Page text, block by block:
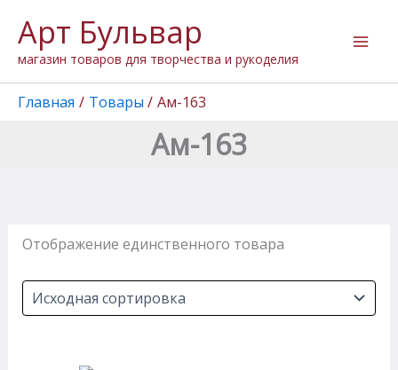
содержимому
Арт Бульвар
магазин товаров для творчества и рукоделия
Главная Товары Ам-163
Ам-163
Отображение единственного товара